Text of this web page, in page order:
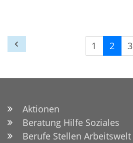
1 2 3
Aktionen
Beratung Hilfe Soziales
Berufe Stellen Arbeitswelt